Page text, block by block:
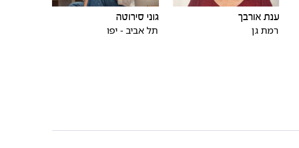
ענת אורבך
רמת גן
גוני סירוטה
תל אביב - יפו